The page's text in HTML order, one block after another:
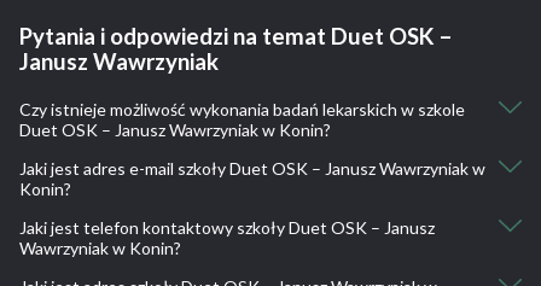
Pytania i odpowiedzi na temat Duet OSK –
Janusz Wawrzyniak
Czy istnieje możliwość wykonania badań lekarskich w szkole
Duet OSK – Janusz Wawrzyniak w Konin?
Nie, nie ma takiej możliwości.
Jaki jest adres e-mail szkoły Duet OSK – Janusz Wawrzyniak w
Konin?
biuro@naukajazdywawrzyniak.pl, oskwawrzyniak@o2.pl
Jaki jest telefon kontaktowy szkoły Duet OSK – Janusz
Wawrzyniak w Konin?